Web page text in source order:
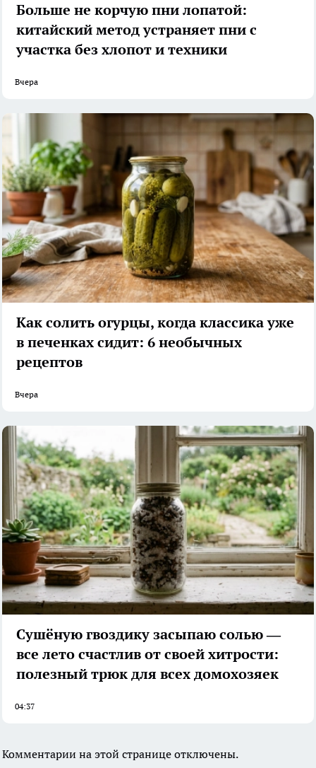
Больше не корчую пни лопатой:
китайский метод устраняет пни с
участка без хлопот и техники
Вчера
Как солить огурцы, когда классика уже
в печенках сидит: 6 необычных
рецептов
Вчера
Сушёную гвоздику засыпаю солью —
все лето счастлив от своей хитрости:
полезный трюк для всех домохозяек
04:37
Комментарии на этой странице отключены.